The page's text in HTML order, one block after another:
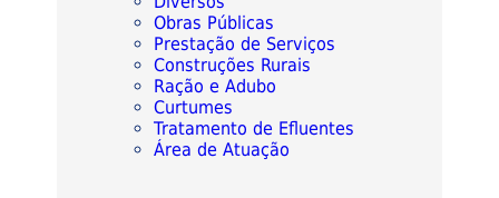
Obras Públicas
Prestação de Serviços
Construções Rurais
Ração e Adubo
Curtumes
Tratamento de Efluentes
Área de Atuação